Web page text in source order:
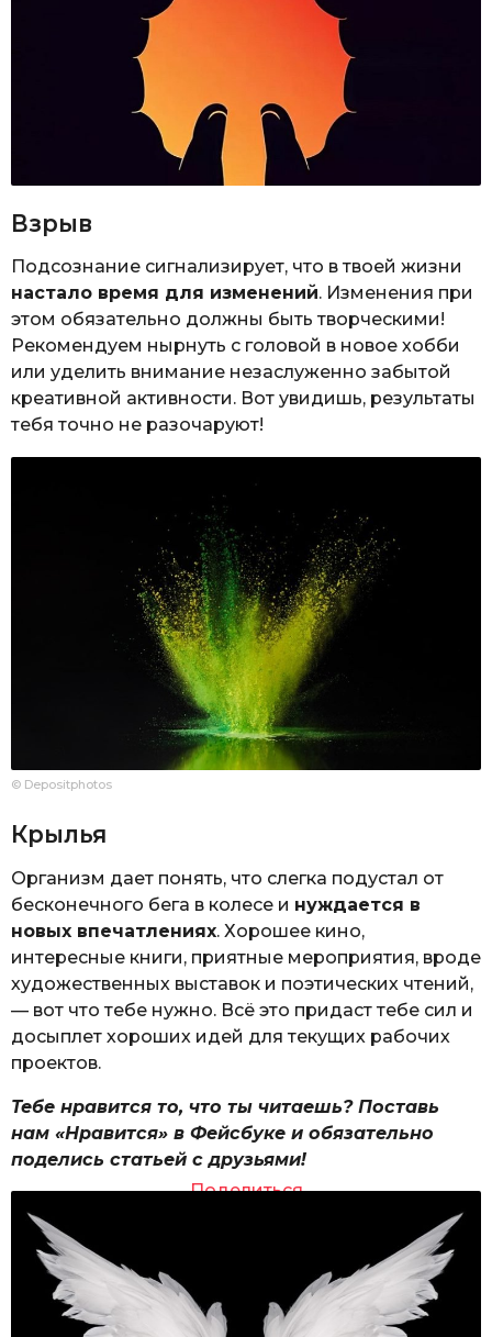
Взрыв
Подсознание сигнализирует, что в твоей жизни
настало время для изменений. Изменения при
этом обязательно должны быть творческими!
Рекомендуем нырнуть с головой в новое хобби
или уделить внимание незаслуженно забытой
креативной активности. Вот увидишь, результаты
тебя точно не разочаруют!
© Depositphotos
Крылья
Организм дает понять, что слегка подустал от
бесконечного бега в колесе и нуждается в
новых впечатлениях. Хорошее кино,
интересные книги, приятные мероприятия, вроде
художественных выставок и поэтических чтений,
— вот что тебе нужно. Всё это придаст тебе сил и
досыплет хороших идей для текущих рабочих
проектов.
Тебе нравится то, что ты читаешь? Поставь
нам «Нравится» в Фейсбуке и обязательно
поделись статьей с друзьями!
Поделиться